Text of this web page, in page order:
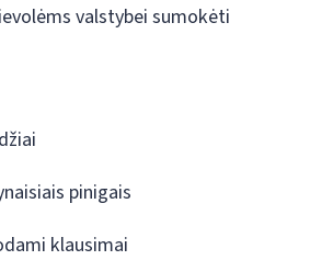
valstybei sumokėti
pinigais
klausimai